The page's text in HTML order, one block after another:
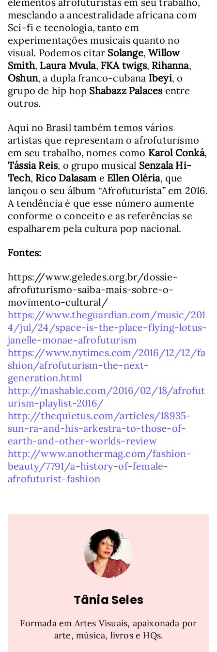
mesclando a ancestralidade africana com
Sci-fi e tecnologia, tanto em
experimentações musicais quanto no
visual. Podemos citar Solange,Willow
Smith, Laura Mvula, FKA twigs, Rihanna,
Oshun, a dupla franco-cubana Ibeyi, o
grupo de hip hop Shabazz Palacesentre
outros.
Aqui no Brasil também temos vários
artistas que representam o afrofuturismo
em seu trabalho, nomes como Karol Conká,
Tássia Reis, o grupo musical Senzala Hi-
Tech, Rico Dalasam e Ellen Oléria, que
lançou o seu álbum “Afrofuturista” em 2016.
A tendência é que esse número aumente
conforme o conceito e as referências se
espalharem pela cultura pop nacional.
Fontes:
https://www.geledes.org.br/dossie-
afrofuturismo-saiba-mais-sobre-o-
movimento-cultural/
https://www.theguardian.com/music/201
4/jul/24/space-is-the-place-flying-lotus-
janelle-monae-afrofuturism
https://www.nytimes.com/2016/12/12/fa
shion/afrofuturism-the-next-
generation.html
http://mashable.com/2016/02/18/afrofut
urism-playlist-2016/
http://thequietus.com/articles/18935-
sun-ra-and-his-arkestra-to-those-of-
earth-and-other-worlds-review
http://www.anothermag.com/fashion-
beauty/7791/a-history-of-female-
afrofuturist-fashion
Tânia Seles
Formada em Artes Visuais, apaixonada por
arte, música, livros e HQs.